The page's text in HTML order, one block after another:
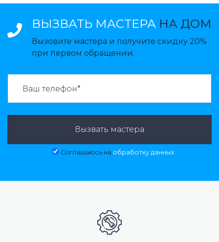
ВЫЗВАТЬ МАСТЕРА НА ДОМ
Вызовите мастера и получите скидку 20%
при первом обращении.
Вызвать мастера
Соглашаюсь на обработку данных